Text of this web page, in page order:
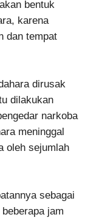
bentuk
karena
dan tempat
dirusak
dilakukan
narkoba
meninggal
oleh sejumlah
sebagai
jam